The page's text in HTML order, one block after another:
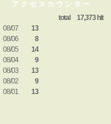
アクセスカウンター
total 17,373 hit
08/07
13
08/06
8
08/05
14
08/04
9
08/03
13
08/02
9
08/01
13